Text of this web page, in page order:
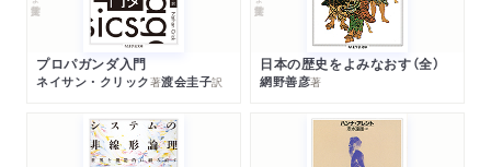
プロパガンダ入門
ネイサン・クリック著渡会圭子訳
日本の歴史をよみなおす（全）
網野善彦著